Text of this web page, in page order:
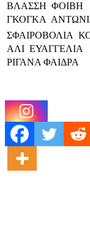
ΒΛΑΣΣΗ ΦΟΙΒΗ
ΓΚΟΓΚΑ
ΣΦΑΙΡΟΒΟΛΙΑ
ΑΛΙ ΕΥΑΓΓΕΛΙΑ
ΡΙΓΑΝΑ ΦΑΙΔΡΑ